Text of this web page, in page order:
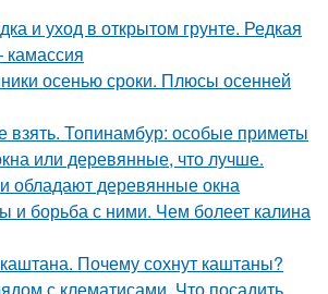
и уход в открытом грунте. Редкая
камассия
осенью сроки. Плюсы осенней
взять. Топинамбур: особые приметы
или деревянные, что лучше.
обладают деревянные окна
и борьба с ними. Чем болеет калина
Почему сохнут каштаны?